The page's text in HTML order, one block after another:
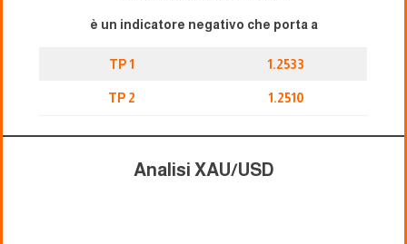
è un indicatore negativo che porta a
TP 1 1.2533
TP 2 1.2510
Analisi XAU/USD